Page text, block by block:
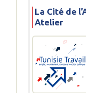
La Cité de
Atelier